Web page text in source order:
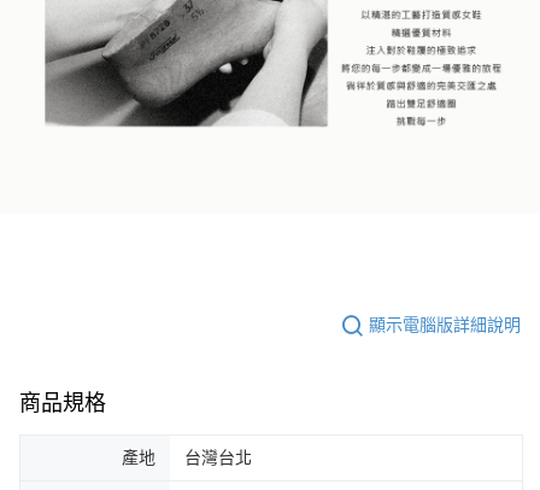
顯示電腦版詳細說明
商品規格
產地 台灣台北